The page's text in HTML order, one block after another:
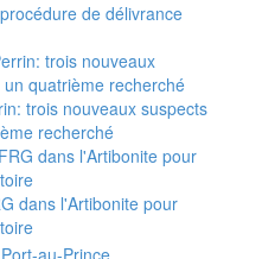
de délivrance
trois nouveaux suspects
recherché
dans l'Artibonite pour